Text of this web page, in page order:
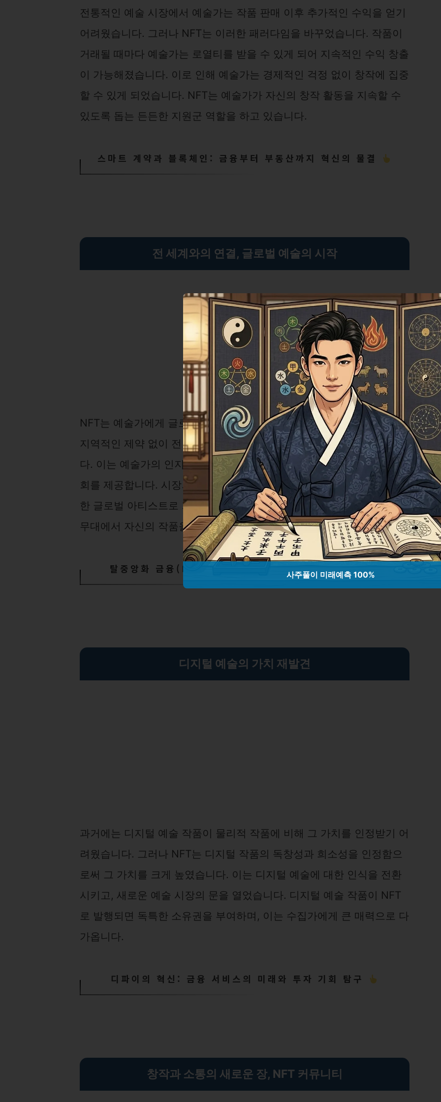
전통적인 예술 시장에서 예술가는 작품 판매 이후 추가적인 수익을 얻기
어려웠습니다. 그러나 NFT는 이러한 패러다임을 바꾸었습니다. 작품이
거래될 때마다 예술가는 로열티를 받을 수 있게 되어 지속적인 수익 창출
이 가능해졌습니다. 이로 인해 예술가는 경제적인 걱정 없이 창작에 집중
할 수 있게 되었습니다. NFT는 예술가가 자신의 창작 활동을 지속할 수
있도록 돕는 든든한 지원군 역할을 하고 있습니다.
스마트 계약과 블록체인: 금융부터 부동산까지 혁신의 물결
전 세계와의 연결, 글로벌 예술의 시작
NFT는 예술가에게 글로벌 시장으로의 진입을 가능하게 합니다. 이제는
지역적인 제약 없이 전 세계 수집가들과 직접적인 연결이 가능해졌습니
다. 이는 예술가의 인지도를 높이며, 예술 작품의 가치를 극대화하는 기
회를 제공합니다. 시장의 확장은 예술가에게 더 많은 영감을 주고, 진정
한 글로벌 아티스트로 거듭나게 합니다. NFT를 통해 예술가들은 전 세계
무대에서 자신의 작품을 선보일 수 있습니다.
탈중앙화 금융(DeFi)의 미래: 기회와 도전 과제 분석
디지털 예술의 가치 재발견
과거에는 디지털 예술 작품이 물리적 작품에 비해 그 가치를 인정받기 어
려웠습니다. 그러나 NFT는 디지털 작품의 독창성과 희소성을 인정함으
로써 그 가치를 크게 높였습니다. 이는 디지털 예술에 대한 인식을 전환
시키고, 새로운 예술 시장의 문을 열었습니다. 디지털 예술 작품이 NFT
로 발행되면 독특한 소유권을 부여하며, 이는 수집가에게 큰 매력으로 다
가옵니다.
디파이의 혁신: 금융 서비스의 미래와 투자 기회 탐구
창작과 소통의 새로운 장, NFT 커뮤니티
사주풀이 미래예측 100%